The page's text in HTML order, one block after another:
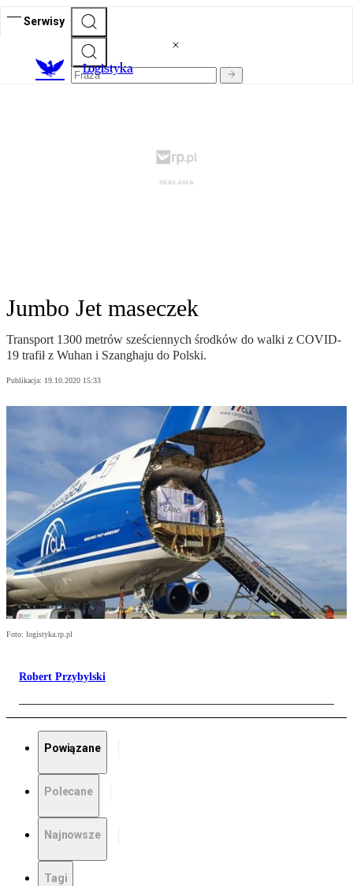
Serwisy
Logistyka
Jumbo Jet maseczek
Transport 1300 metrów sześciennych środków do walki z COVID-
19 trafił z Wuhan i Szanghaju do Polski.
Publikacja: 19.10.2020 15:33
Foto: logistyka.rp.pl
Robert Przybylski
Powiązane
Polecane
Najnowsze
Tagi